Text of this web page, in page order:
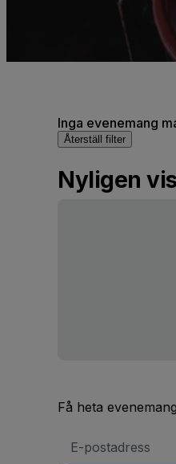
Inga evenemang
Återställ filter
Nyligen
Få heta
postadress